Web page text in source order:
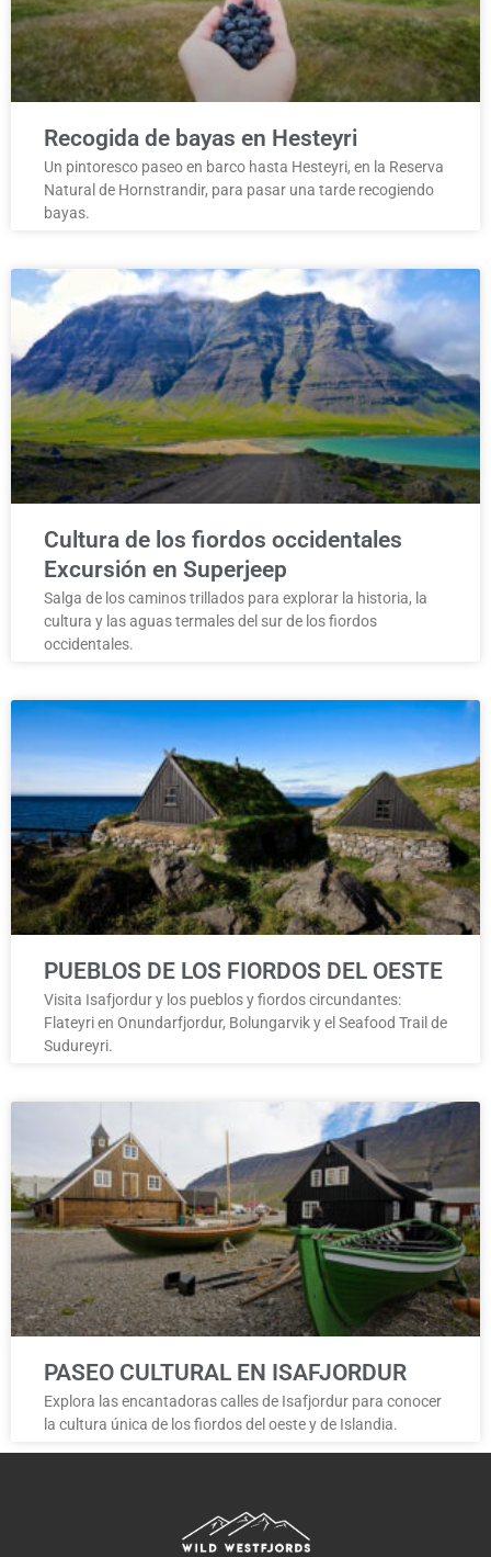
Recogida de bayas en Hesteyri
Un pintoresco paseo en barco hasta Hesteyri, en la Reserva
Natural de Hornstrandir, para pasar una tarde recogiendo
bayas.
Cultura de los fiordos occidentales
Excursión en Superjeep
Salga de los caminos trillados para explorar la historia, la
cultura y las aguas termales del sur de los fiordos
occidentales.
PUEBLOS DE LOS FIORDOS DEL OESTE
Visita Isafjordur y los pueblos y fiordos circundantes:
Flateyri en Onundarfjordur, Bolungarvik y el Seafood Trail de
Sudureyri.
PASEO CULTURAL EN ISAFJORDUR
Explora las encantadoras calles de Isafjordur para conocer
la cultura única de los fiordos del oeste y de Islandia.